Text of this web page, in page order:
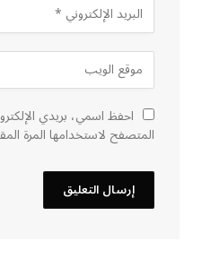
احفظ اسمي، بريدي
المتصفح لاستخدامها المرة